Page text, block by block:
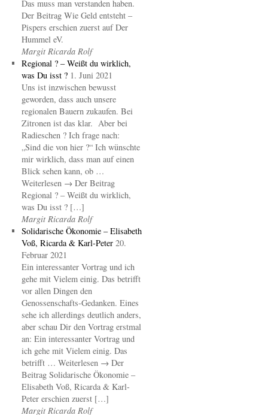
Das muss man verstanden haben.
Der Beitrag Wie Geld entsteht –
Pispers erschien zuerst auf Der
Hummel eV.
Margit Ricarda Rolf
Regional ? – Weißt du wirklich,
was Du isst ? 1. Juni 2021
Uns ist inzwischen bewusst
geworden, dass auch unsere
regionalen Bauern zukaufen. Bei
Zitronen ist das klar. Aber bei
Radieschen ? Ich frage nach:
„Sind die von hier ?“ Ich wünschte
mir wirklich, dass man auf einen
Blick sehen kann, ob …
Weiterlesen → Der Beitrag
Regional ? – Weißt du wirklich,
was Du isst ? […]
Margit Ricarda Rolf
Solidarische Ökonomie – Elisabeth
Voß, Ricarda & Karl-Peter 20.
Februar 2021
Ein interessanter Vortrag und ich
gehe mit Vielem einig. Das betrifft
vor allen Dingen den
Genossenschafts-Gedanken. Eines
sehe ich allerdings deutlich anders,
aber schau Dir den Vortrag erstmal
an: Ein interessanter Vortrag und
ich gehe mit Vielem einig. Das
betrifft … Weiterlesen → Der
Beitrag Solidarische Ökonomie –
Elisabeth Voß, Ricarda & Karl-
Peter erschien zuerst […]
Margit Ricarda Rolf